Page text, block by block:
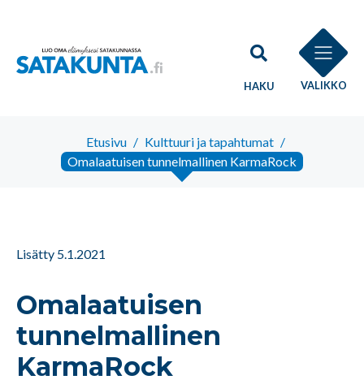
HAKU VALIKKO
Etusivu / Kulttuuri ja tapahtumat /
Omalaatuisen tunnelmallinen KarmaRock
Lisätty 5.1.2021
Omalaatuisen
tunnelmallinen
KarmaRock